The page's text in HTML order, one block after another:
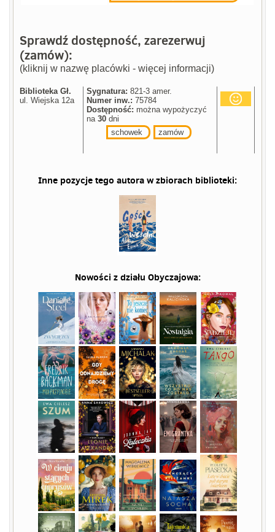
Sprawdź dostępność, zarezerwuj
(zamów):
(kliknij w nazwę placówki - więcej informacji)
Biblioteka Gł.
ul. Wiejska 12a
Sygnatura: 821-3 amer.
Numer inw.: 75784
Dostępność: można wypożyczyć
na30 dni
schowek
zamów
Inne pozycje tego autora w zbiorach biblioteki:
Nowości z działu Obyczajowa: